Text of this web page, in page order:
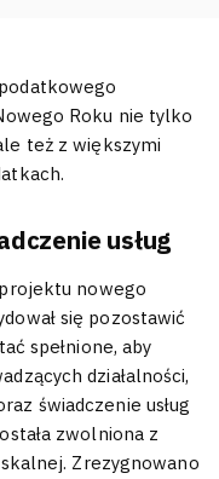
Roku nie tylko
też z większymi
usług
nowego
się pozostawić
spełnione, aby
działalności,
świadczenie usług
zwolniona z
Zrezygnowano